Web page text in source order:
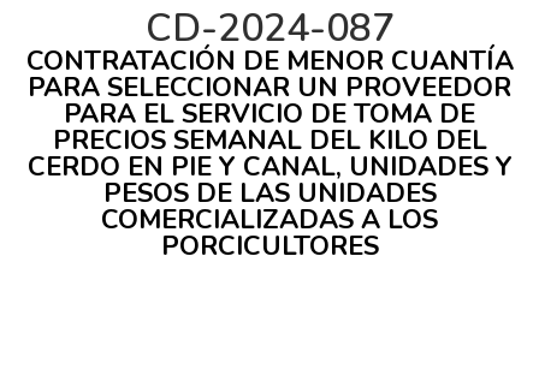
CD-2024-087
CONTRATACIÓN DE MENOR CUANTÍA
PARA SELECCIONAR UN PROVEEDOR
PARA EL SERVICIO DE TOMA DE
PRECIOS SEMANAL DEL KILO DEL
CERDO EN PIE Y CANAL, UNIDADES Y
PESOS DE LAS UNIDADES
COMERCIALIZADAS A LOS
PORCICULTORES